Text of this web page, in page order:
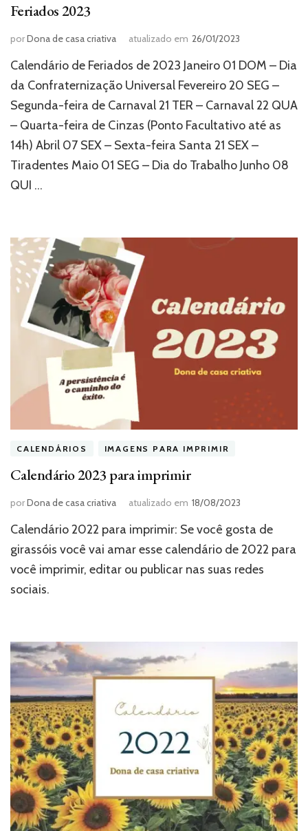
Feriados 2023
porDona de casa criativa atualizado em 26/01/2023
Calendário de Feriados de 2023 Janeiro 01 DOM – Dia
da Confraternização Universal Fevereiro 20 SEG –
Segunda-feira de Carnaval 21 TER – Carnaval 22 QUA
– Quarta-feira de Cinzas (Ponto Facultativo até as
14h) Abril 07 SEX – Sexta-feira Santa 21 SEX –
Tiradentes Maio 01 SEG – Dia do Trabalho Junho 08
QUI …
CALENDÁRIOS IMAGENS PARA IMPRIMIR
Calendário 2023 para imprimir
porDona de casa criativa atualizado em 18/08/2023
Calendário 2022 para imprimir: Se você gosta de
girassóis você vai amar esse calendário de 2022 para
você imprimir, editar ou publicar nas suas redes
sociais.